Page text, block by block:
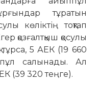
тұратын
көліктің тоқтап
қозғалтқыш қосулы
5 АЕК (19 660
салынады. Ал
(39 320 теңге).